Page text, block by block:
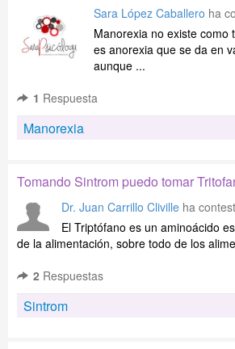
Sara López Caballero ha
Manorexia no existe como
es anorexia que se da en
aunque ...
1 Respuesta
Manorexia
Tomando Sintrom puedo tomar
Dr. Juan Carrillo Cliville ha
El Triptófano es un aminoácido
de la alimentación, sobre todo de los
2 Respuestas
Sintrom